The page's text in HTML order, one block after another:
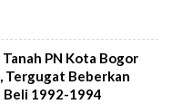
PN Kota Bogor
Tergugat Beberkan
Beli 1992-1994